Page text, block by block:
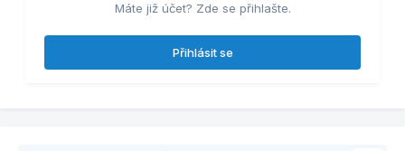
Máte již účet? Zde se přihlašte.
Přihlásit se